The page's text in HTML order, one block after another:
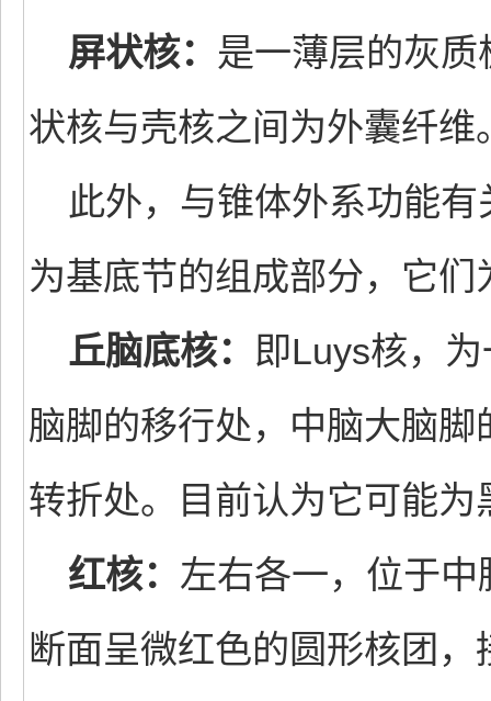
屏状核： 是一薄层的灰
状核与壳核之间为外囊纤
此外，与锥体外系功能有
为基底节的组成部分，它
丘脑底核： 即Luys核，
脑脚的移行处，中脑大脑
转折处。目前认为它可能
红核： 左右各一，位于
断面呈微红色的圆形核团